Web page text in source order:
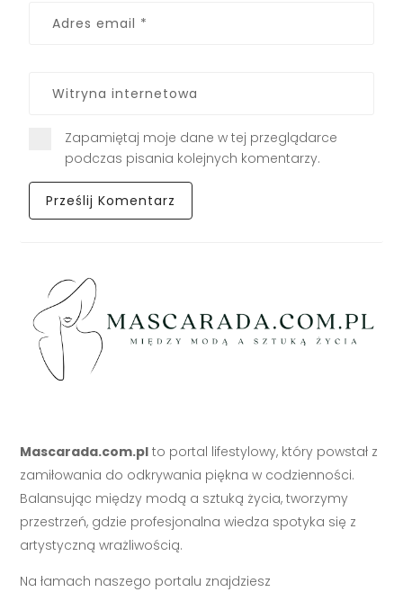
Zapamiętaj moje dane w tej przeglądarce
podczas pisania kolejnych komentarzy.
Mascarada.com.pl to portal lifestylowy, który powstał z
zamiłowania do odkrywania piękna w codzienności.
Balansując między modą a sztuką życia, tworzymy
przestrzeń, gdzie profesjonalna wiedza spotyka się z
artystyczną wrażliwością.
Na łamach naszego portalu znajdziesz